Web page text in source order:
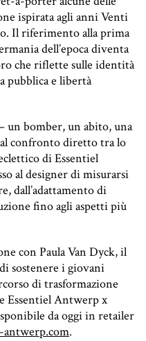
ispirata agli anni Venti
Il riferimento alla prima
dell’epoca diventa
che riflette sulle identità
pubblica e libertà
un bomber, un abito, una
confronto diretto tra lo
di Essentiel
al designer di misurarsi
dall’adattamento di
fino agli aspetti più
con Paula Van Dyck, il
sostenere i giovani
di trasformazione
Essentiel Antwerp x
da oggi in retailer
antwerp.com.